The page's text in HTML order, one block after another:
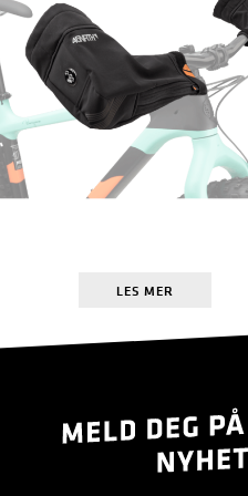
LES MER